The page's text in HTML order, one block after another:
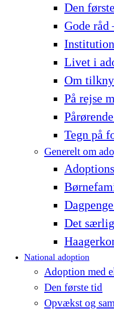
Den
Gode råd
Livet i
Om
På rejse
Tegn på
Generelt om
Det
National adoption
Adoption med
Den første tid
Opvækst og